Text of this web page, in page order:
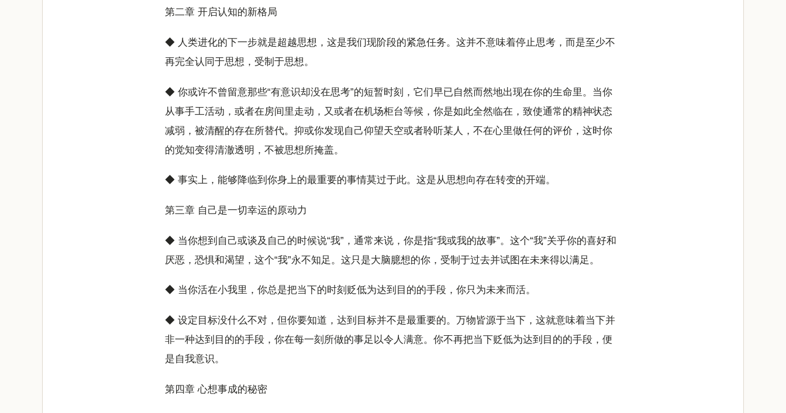
第二章 开启认知的新格局
◆ 人类进化的下一步就是超越思想，这是我们现阶段的紧急任务。这并不意味着停止思考，而是至少不
再完全认同于思想，受制于思想。
◆ 你或许不曾留意那些“有意识却没在思考”的短暂时刻，它们早已自然而然地出现在你的生命里。当你
从事手工活动，或者在房间里走动，又或者在机场柜台等候，你是如此全然临在，致使通常的精神状态
减弱，被清醒的存在所替代。抑或你发现自己仰望天空或者聆听某人，不在心里做任何的评价，这时你
的觉知变得清澈透明，不被思想所掩盖。
◆ 事实上，能够降临到你身上的最重要的事情莫过于此。这是从思想向存在转变的开端。
第三章 自己是一切幸运的原动力
◆ 当你想到自己或谈及自己的时候说“我”，通常来说，你是指“我或我的故事”。这个“我”关乎你的喜好和
厌恶，恐惧和渴望，这个“我”永不知足。这只是大脑臆想的你，受制于过去并试图在未来得以满足。
◆ 当你活在小我里，你总是把当下的时刻贬低为达到目的的手段，你只为未来而活。
◆ 设定目标没什么不对，但你要知道，达到目标并不是最重要的。万物皆源于当下，这就意味着当下并
非一种达到目的的手段，你在每一刻所做的事足以令人满意。你不再把当下贬低为达到目的的手段，便
是自我意识。
第四章 心想事成的秘密